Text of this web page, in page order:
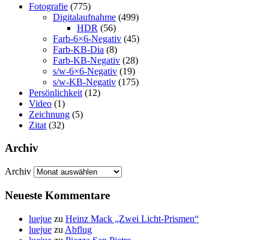
Fotografie (775)
Digitalaufnahme (499)
HDR (56)
Farb-6×6-Negativ (45)
Farb-KB-Dia (8)
Farb-KB-Negativ (28)
s/w-6×6-Negativ (19)
s/w-KB-Negativ (175)
Persönlichkeit (12)
Video (1)
Zeichnung (5)
Zitat (32)
Archiv
Archiv
Neueste Kommentare
luejue zu Heinz Mack „Zwei Licht-Prismen“
luejue zu Abflug